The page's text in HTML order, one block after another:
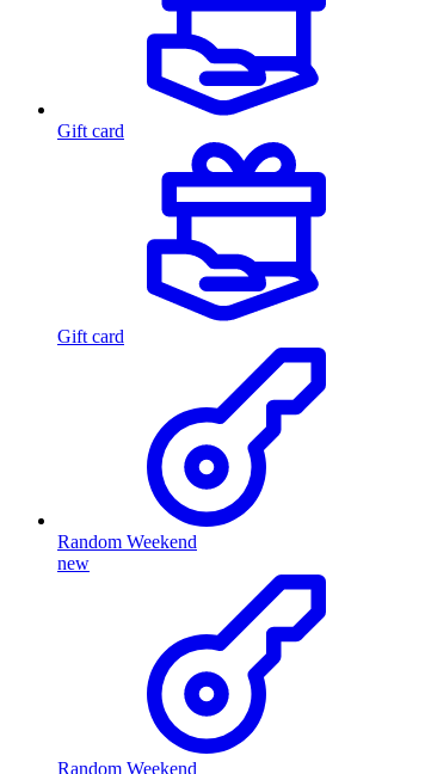
Gift card
Gift card
Random Weekend
new
Random Weekend